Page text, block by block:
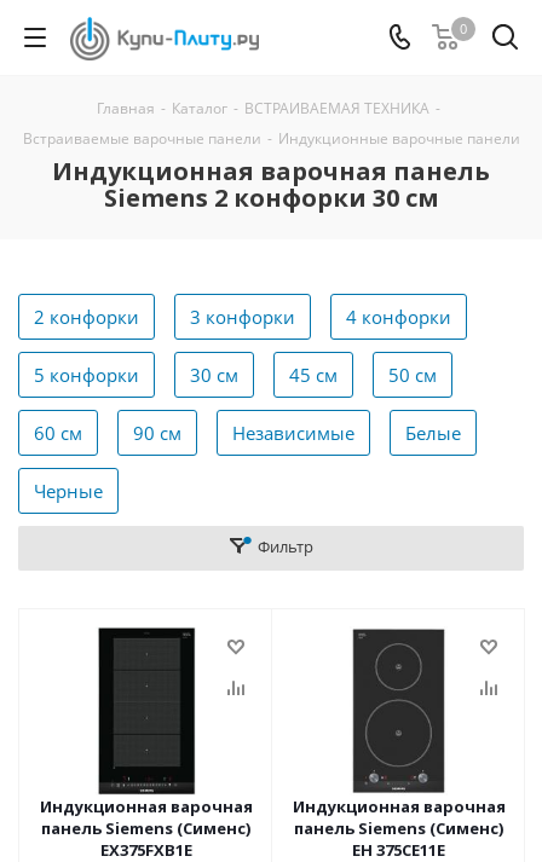
0
Главная - Каталог - ВСТРАИВАЕМАЯ ТЕХНИКА -
Встраиваемые варочные панели - Индукционные варочные панели
Индукционная варочная панель
Siemens 2 конфорки 30 см
2 конфорки 3 конфорки 4 конфорки
5 конфорки 30 см 45 см 50 см
60 см 90 см Независимые Белые
Черные
Фильтр
Индукционная варочная
панель Siemens (Сименс)
EX375FXB1E
Индукционная варочная
панель Siemens (Сименс)
EH 375CE11E